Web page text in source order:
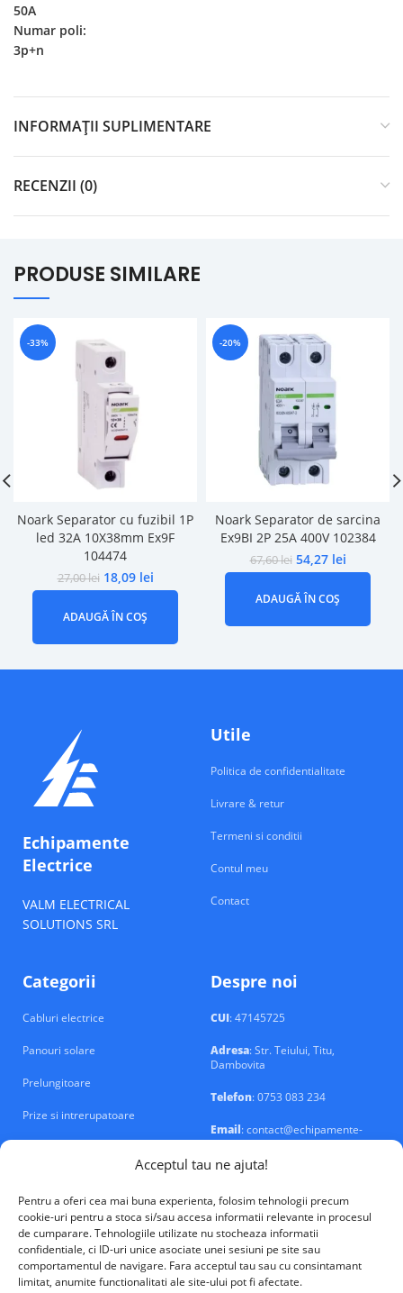
Acceptul tau ne ajuta!
Pentru a oferi cea mai buna experienta, folosim tehnologii precum
cookie-uri pentru a stoca si/sau accesa informatii relevante in procesul
de cumparare. Tehnologiile utilizate nu stocheaza informatii
confidentiale, ci ID-uri unice asociate unei sesiuni pe site sau
comportamentul de navigare. Fara acceptul tau sau cu consintamant
limitat, anumite functionalitati ale site-ului pot fi afectate.
50A
Numar poli:
3p+n
INFORMAȚII SUPLIMENTARE
RECENZII (0)
PRODUSE SIMILARE
-33%
Noark Separator cu fuzibil 1P
led 32A 10X38mm Ex9F
104474
27,00lei 18,09 lei
ADAUGĂ ÎN COȘ
-20%
Noark Separator de sarcina
Ex9BI 2P 25A 400V 102384
67,60lei 54,27 lei
ADAUGĂ ÎN COȘ
Echipamente
Electrice
VALM ELECTRICAL
SOLUTIONS SRL
Utile
Politica de confidentialitate
Livrare & retur
Termeni si conditii
Contul meu
Contact
Categorii
Cabluri electrice
Panouri solare
Prelungitoare
Prize si intrerupatoare
Despre noi
CUI: 47145725
Adresa: Str. Teiului, Titu,
Dambovita
Telefon: 0753 083 234
Email: contact@echipamente-
electrice.ro
VALM Electrical Solutions © 2026